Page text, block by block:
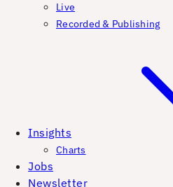
Live
Recorded & Publishing
Insights
Charts
Jobs
Newsletter